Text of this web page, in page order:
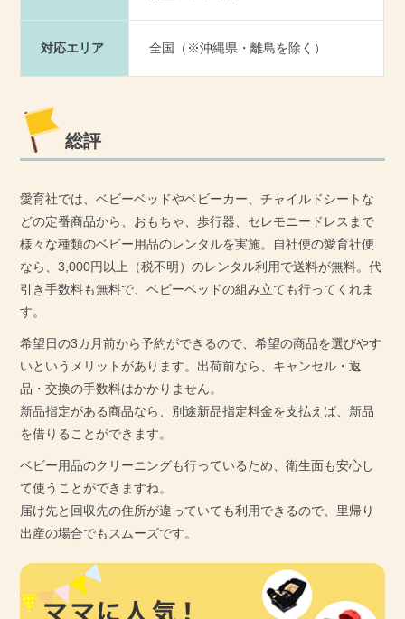
対応エリア 全国（※沖縄県・離島を除く）
総評
愛育社では、ベビーベッドやベビーカー、チャイルドシートな
どの定番商品から、おもちゃ、歩行器、セレモニードレスまで
様々な種類のベビー用品のレンタルを実施。自社便の愛育社便
なら、3,000円以上（税不明）のレンタル利用で送料が無料。代
引き手数料も無料で、ベビーベッドの組み立ても行ってくれま
す。
希望日の3カ月前から予約ができるので、希望の商品を選びやす
いというメリットがあります。出荷前なら、キャンセル・返
品・交換の手数料はかかりません。
新品指定がある商品なら、別途新品指定料金を支払えば、新品
を借りることができます。
ベビー用品のクリーニングも行っているため、衛生面も安心し
て使うことができますね。
届け先と回収先の住所が違っていても利用できるので、里帰り
出産の場合でもスムーズです。